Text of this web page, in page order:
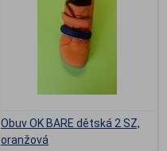
Obuv OK BARE dětská 2 SZ,
oranžová